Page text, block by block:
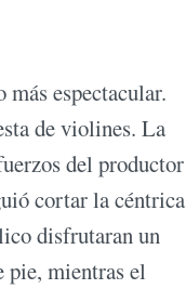
espectacular.
de violines. La
del productor
cortar la céntrica
disfrutaran un
pie, mientras el